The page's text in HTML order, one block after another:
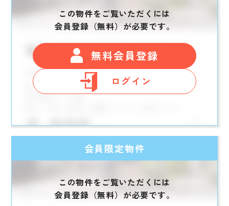
この物件をご覧いただくには
会員登録（無料）が必要です。
無料会員登録
ログイン
会員限定物件
この物件をご覧いただくには
会員登録（無料）が必要です。